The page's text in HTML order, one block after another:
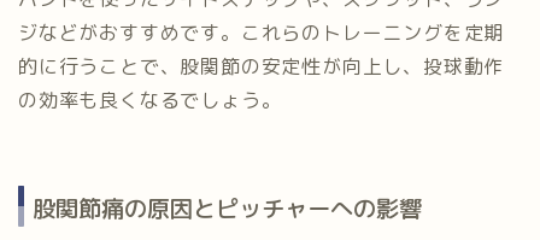
ジなどがおすすめです。これらのトレーニングを定期
的に行うことで、股関節の安定性が向上し、投球動作
の効率も良くなるでしょう。
股関節痛の原因とピッチャーへの影響